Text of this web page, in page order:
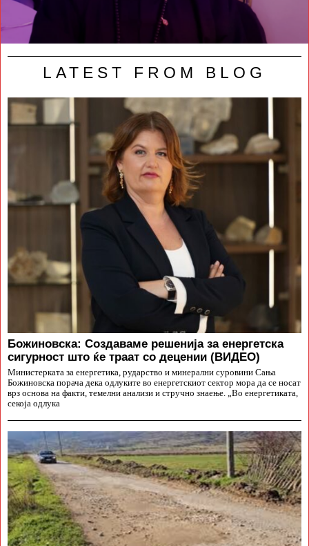
LATEST FROM BLOG
Божиновска: Создаваме решенија за енергетска
сигурност што ќе траат со децении (ВИДЕО)
Министерката за енергетика, рударство и минерални суровини Сања
Божиновска порача дека одлуките во енергетскиот сектор мора да се носат
врз основа на факти, темелни анализи и стручно знаење. „Во енергетиката,
секоја одлука